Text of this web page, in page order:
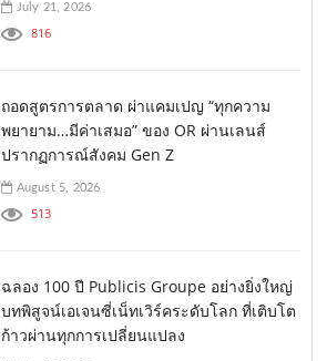
July 21, 2026
816
ถอดสูตรการตลาด ผ่าแคมเปญ “ทุกความ
พยายาม…มีค่าเสมอ” ของ OR ผ่านเลนส์
ปรากฏการณ์สังคม Gen Z
August 5, 2026
513
ฉลอง 100 ปี Publicis Groupe อย่างยิ่งใหญ่
บทพิสูจน์เอเจนซี่เน็ทเวิร์คระดับโลก ที่เติบโต
ก้าวผ่านทุกการเปลี่ยนแปลง